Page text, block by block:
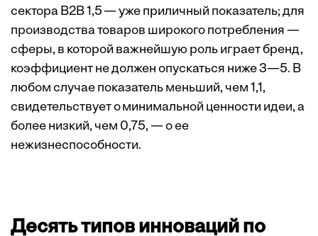
сектора B2B 1,5 — уже приличный показатель; для
производства товаров широкого потребления —
сферы, в которой важнейшую роль играет бренд,
коэффициент не должен опускаться ниже 3—5. В
любом случае показатель меньший, чем 1,1,
свидетельствует о минимальной ценности идеи, а
более низкий, чем 0,75, — о ее
нежизнеспособности.
Десять типов инноваций по